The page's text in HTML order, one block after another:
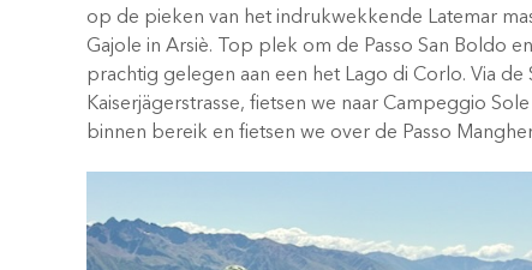
op de pieken van het indrukwekkende Latemar
Gajole in Arsiè. Top plek om de Passo San Boldo
prachtig gelegen aan een het Lago di Corlo. Via
Kaiserjägerstrasse, fietsen we naar Campeggio
binnen bereik en fietsen we over de Passo